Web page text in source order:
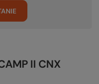
II CNX